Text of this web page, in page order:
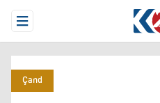
Open Menu
Çand